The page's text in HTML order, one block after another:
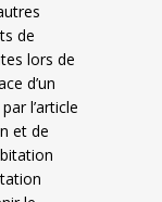
de
lors de
d’un
l’article
et de